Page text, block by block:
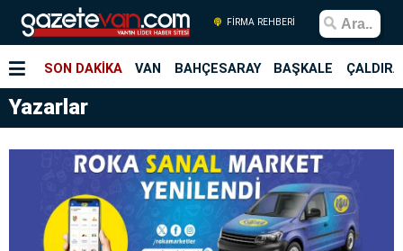
FİRMA REHBERİ
SON DAKİKA VAN BAHÇESARAY BAŞKALE
Yazarlar